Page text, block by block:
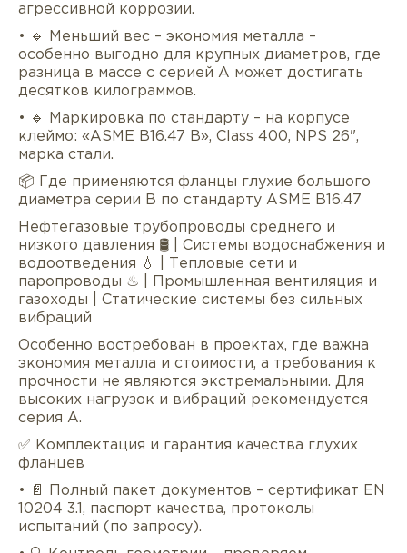
агрессивной коррозии.
• 🔹 Меньший вес – экономия металла –
особенно выгодно для крупных диаметров, где
разница в массе с серией A может достигать
десятков килограммов.
• 🔹 Маркировка по стандарту – на корпусе
клеймо: «ASME B16.47 B», Class 400, NPS 26",
марка стали.
📦 Где применяются фланцы глухие большого
диаметра серии B по стандарту ASME B16.47
Нефтегазовые трубопроводы среднего и
низкого давления 🛢 | Системы водоснабжения и
водоотведения 💧 | Тепловые сети и
паропроводы ♨ | Промышленная вентиляция и
газоходы | Статические системы без сильных
вибраций
Особенно востребован в проектах, где важна
экономия металла и стоимости, а требования к
прочности не являются экстремальными. Для
высоких нагрузок и вибраций рекомендуется
серия A.
✅ Комплектация и гарантия качества глухих
фланцев
• 📄 Полный пакет документов – сертификат EN
10204 3.1, паспорт качества, протоколы
испытаний (по запросу).